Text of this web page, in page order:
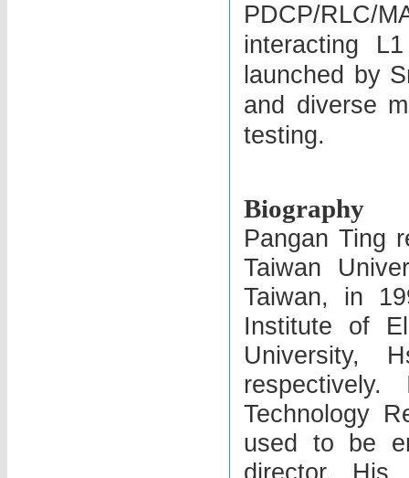
PDCP/RLC/
interacting
launched by
and diverse
testing.
Biography
Pangan Ting
Taiwan
Taiwan, in
Institute of
University,
Technology
used to be
director.